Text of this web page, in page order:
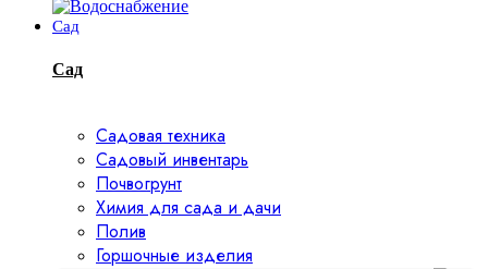
Сад
Сад
Садовая техника
Садовый инвентарь
Почвогрунт
Химия для сада и дачи
Полив
Горшочные изделия